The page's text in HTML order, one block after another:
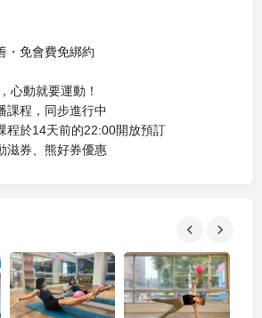
・免會費免綁約
心動就要運動！
課程，同步進行中
程於14天前的22:00開放預訂
滋券、熊好券優惠